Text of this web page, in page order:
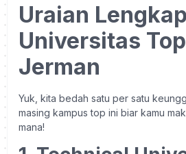
Uraian Lengkap
Universitas
Jerman
Yuk, kita bedah satu per satu
masing kampus top ini biar kamu
mana!